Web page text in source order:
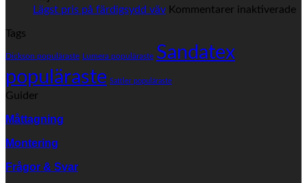
inte
SANDATEX?
Lägst pris på färdigsydd väv Kommentarer inaktiverade
Tags
Dickson populäraste Lumera populäraste Sandatex
populäraste Sattler populäraste
Guider
Måttagning
Montering
Frågor & Svar